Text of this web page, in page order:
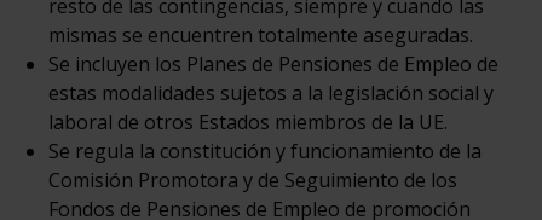
resto de las contingencias, siempre y cuando las
mismas se encuentren totalmente aseguradas.
Se incluyen los Planes de Pensiones de Empleo de
estas modalidades sujetos a la legislación social y
laboral de otros Estados miembros de la UE.
Se regula la constitución y funcionamiento de la
Comisión Promotora y de Seguimiento de los
Fondos de Pensiones de Empleo de promoción